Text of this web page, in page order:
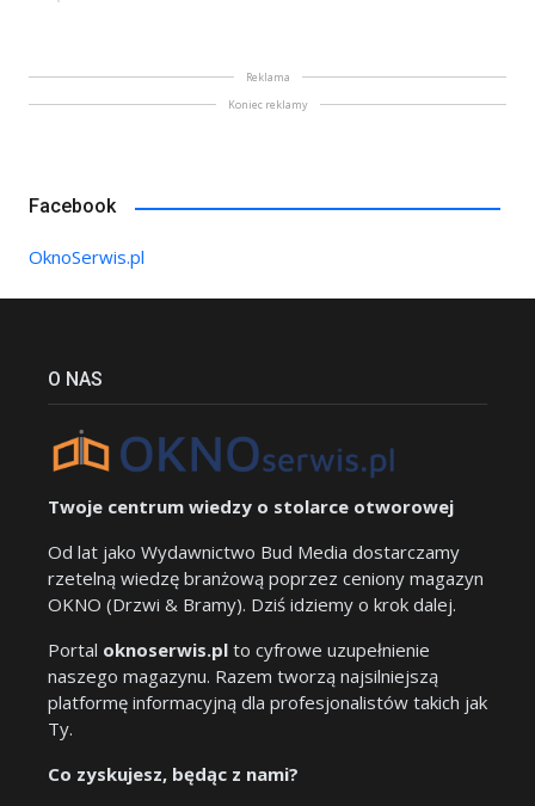
Reklama
Koniec reklamy
Facebook
OknoSerwis.pl
O NAS
Twoje centrum wiedzy o stolarce otworowej
Od lat jako Wydawnictwo Bud Media dostarczamy
rzetelną wiedzę branżową poprzez ceniony magazyn
OKNO (Drzwi & Bramy). Dziś idziemy o krok dalej.
Portal oknoserwis.pl to cyfrowe uzupełnienie
naszego magazynu. Razem tworzą najsilniejszą
platformę informacyjną dla profesjonalistów takich jak
Ty.
Co zyskujesz, będąc z nami?